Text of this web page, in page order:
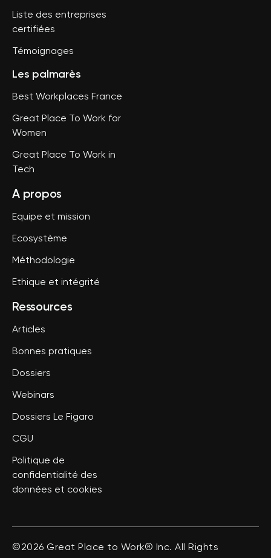
Liste des entreprises
certifiées
Témoignages
Les palmarès
Best Workplaces France
Great Place To Work for
Women
Great Place To Work in
Tech
A propos
Equipe et mission
Ecosystème
Méthodologie
Ethique et intégrité
Ressources
Articles
Bonnes pratiques
Dossiers
Webinars
Dossiers Le Figaro
CGU
Politique de
confidentialité des
données et cookies
©2026 Great Place to Work® Inc. All Rights